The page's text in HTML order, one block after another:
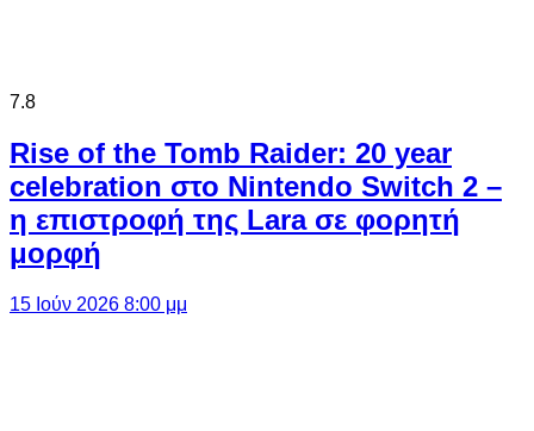
7.8
Rise of the Tomb Raider: 20 year
celebration στο Nintendo Switch 2 –
η επιστροφή της Lara σε φορητή
μορφή
15 Ιούν 2026 8:00 μμ